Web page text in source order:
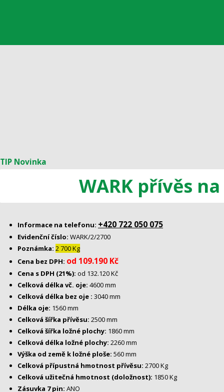
TIP Novinka
WARK přívěs
Informace na telefonu: +420 722 050 075
Evidenční číslo: WARK/2/2700
Poznámka: 2 700 Kg
Cena bez DPH: od 109.190 Kč
Cena s DPH (21%): od 132.120 Kč
Celková délka vč. oje: 4600 mm
Celková délka bez oje : 3040 mm
Délka oje: 1560 mm
Celková šířka přívěsu: 2500 mm
Celková šířka ložné plochy: 1860 mm
Celková délka ložné plochy: 2260 mm
Výška od země k ložné ploše: 560 mm
Celková přípustná hmotnost přívěsu: 2700 Kg
Celková užitečná hmotnost (doložnost): 1850 Kg
Zásuvka 7 pin: ANO